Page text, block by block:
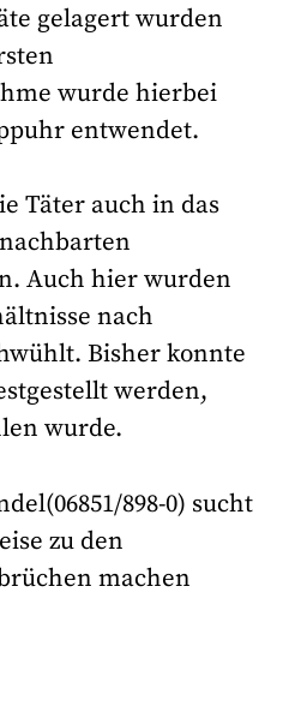
gelagert wurden
wurde hierbei
entwendet.
Täter auch in das
Auch hier wurden
nach
Bisher konnte
werden,
wurde.
898-0) sucht
zu den
machen